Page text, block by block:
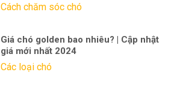
Cách chăm sóc chó
Giá chó golden bao nhiêu? | Cập nhật
giá mới nhất 2024
Các loại chó